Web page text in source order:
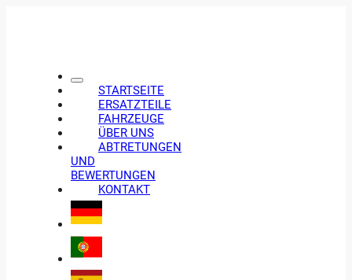
STARTSEITE
ERSATZTEILE
FAHRZEUGE
ÜBER UNS
ABTRETUNGEN
UND
BEWERTUNGEN
KONTAKT